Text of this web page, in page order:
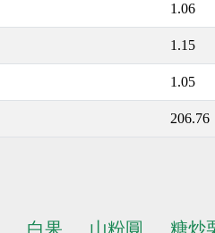
1.06
1.15
1.05
206.76
白果 山粉圓 糖炒